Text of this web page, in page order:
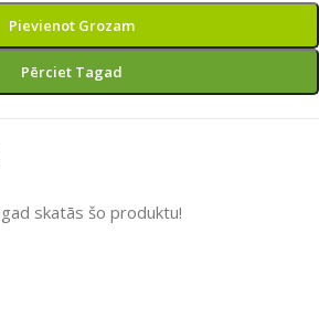
Pievienot Grozam
Pērciet Tagad
skatās šo produktu!